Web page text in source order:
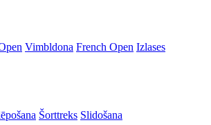
Vimbldona French Open Izlases
Šorttreks Slidošana